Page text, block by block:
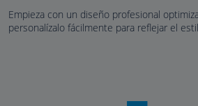
Empieza con un diseño profesional
personalízalo fácilmente para reflejar el